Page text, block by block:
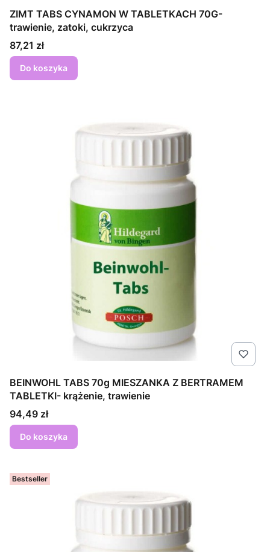
ZIMT TABS CYNAMON W TABLETKACH 70G-
trawienie, zatoki, cukrzyca
Cena
87,21 zł
Do koszyka
BEINWOHL TABS 70g MIESZANKA Z BERTRAMEM
TABLETKI- krążenie, trawienie
Cena
94,49 zł
Do koszyka
Bestseller